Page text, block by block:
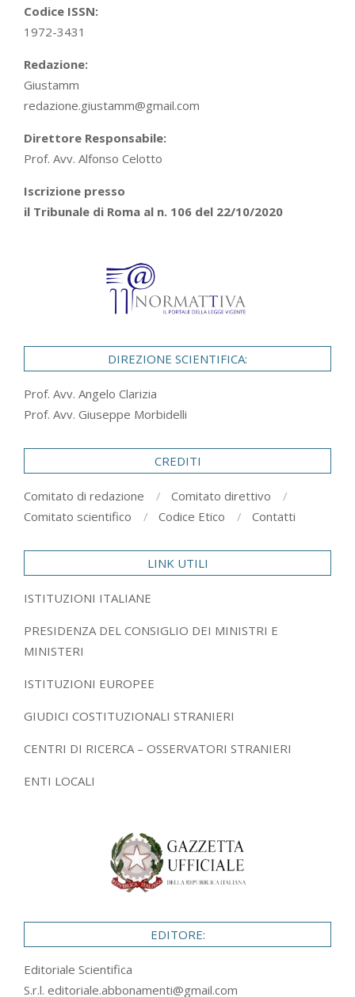
Codice ISSN:
1972-3431
Redazione:
Giustamm
redazione.giustamm@gmail.com
Direttore Responsabile:
Prof. Avv. Alfonso Celotto
Iscrizione presso
il Tribunale di Roma al n. 106 del 22/10/2020
DIREZIONE SCIENTIFICA:
Prof. Avv. Angelo Clarizia
Prof. Avv. Giuseppe Morbidelli
CREDITI
Comitato di redazione
Comitato direttivo
Comitato scientifico
Codice Etico Contatti
LINK UTILI
ISTITUZIONI ITALIANE
PRESIDENZA DEL CONSIGLIO DEI MINISTRI E
MINISTERI
ISTITUZIONI EUROPEE
GIUDICI COSTITUZIONALI STRANIERI
CENTRI DI RICERCA – OSSERVATORI STRANIERI
ENTI LOCALI
EDITORE:
Editoriale Scientifica
S.r.l. editoriale.abbonamenti@gmail.com